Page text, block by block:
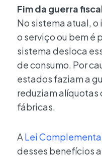
Fim da guerra
No sistema atual,
o serviço ou bem é
sistema desloca
de consumo. Por
estados faziam a
reduziam alíquotas
fábricas.
A Lei
desses benefícios